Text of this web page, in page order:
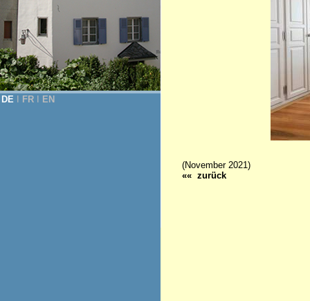
DE FR EN
(November 2021)
«« zurück